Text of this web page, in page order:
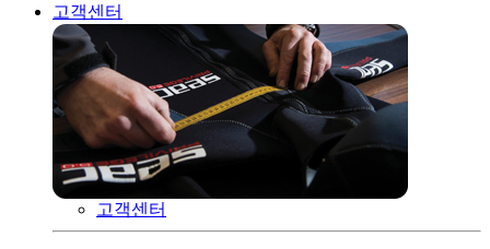
고객센터
고객센터